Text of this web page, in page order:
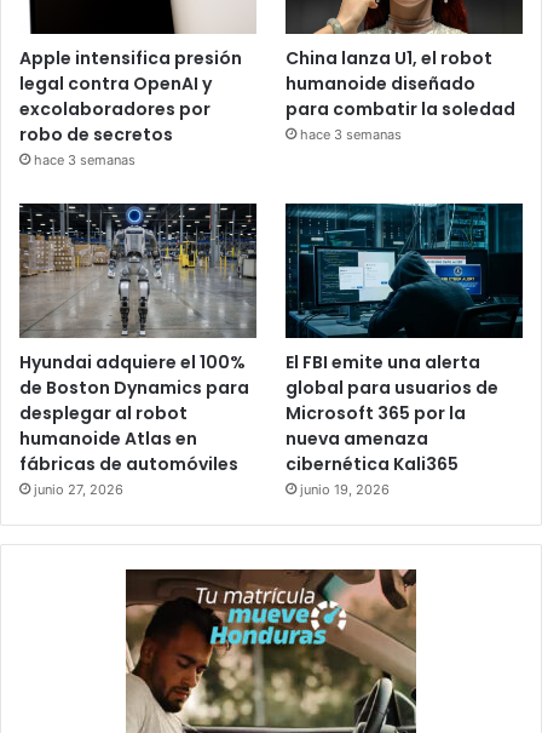
Apple intensifica presión
legal contra OpenAI y
excolaboradores por
robo de secretos
hace 3 semanas
China lanza U1, el robot
humanoide diseñado
para combatir la soledad
hace 3 semanas
Hyundai adquiere el 100%
de Boston Dynamics para
desplegar al robot
humanoide Atlas en
fábricas de automóviles
junio 27, 2026
El FBI emite una alerta
global para usuarios de
Microsoft 365 por la
nueva amenaza
cibernética Kali365
junio 19, 2026